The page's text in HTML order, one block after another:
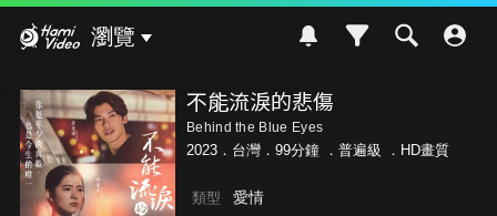
瀏覽
不能流淚的悲傷
Behind the Blue Eyes
2023．台灣．99分鐘 ． 普遍級 ．HD畫質
類型 愛情